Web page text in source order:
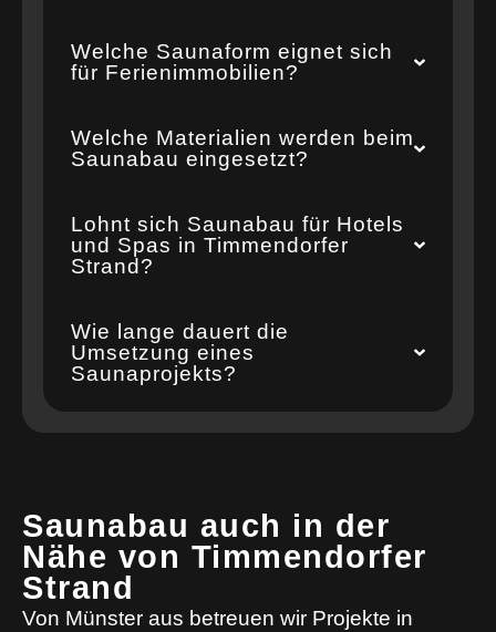
Welche Saunaform eignet sich
für Ferienimmobilien?
Welche Materialien werden beim
Saunabau eingesetzt?
Lohnt sich Saunabau für Hotels
und Spas in Timmendorfer
Strand?
Wie lange dauert die
Umsetzung eines
Saunaprojekts?
Saunabau auch in der
Nähe von Timmendorfer
Strand
Von Münster aus betreuen wir Projekte in